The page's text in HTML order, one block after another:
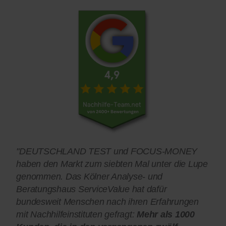
"DEUTSCHLAND TEST und FOCUS-MONEY
haben den Markt zum siebten Mal unter die Lupe
genommen. Das Kölner Analyse- und
Beratungshaus ServiceValue hat dafür
bundesweit Menschen nach ihren Erfahrungen
mit Nachhilfeinstituten gefragt: Mehr als 1000